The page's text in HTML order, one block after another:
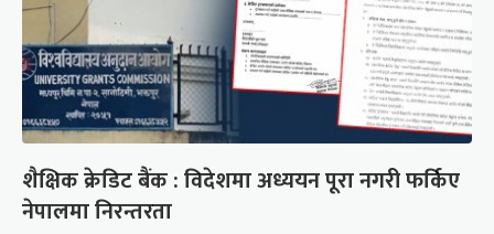
शैक्षिक क्रेडिट बैंक : विदेशमा अध्ययन पूरा नगरी फर्किए
नेपालमा निरन्तरता